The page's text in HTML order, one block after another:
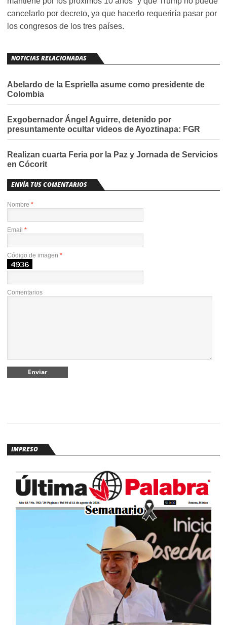
cancelarlo por decreto, ya que hacerlo requeriría pasar por
los congresos de los tres países.
NOTICIAS RELACIONADAS
Abelardo de la Espriella asume como presidente de
Colombia
Exgobernador Ángel Aguirre, detenido por
presuntamente ocultar videos de Ayoztinapa: FGR
Realizan cuarta Feria por la Paz y Jornada de Servicios
en Cócorit
ENVÍA TUS COMENTARIOS
Nombre *
Email *
Código de imagen *
Comentarios
IMPRESO